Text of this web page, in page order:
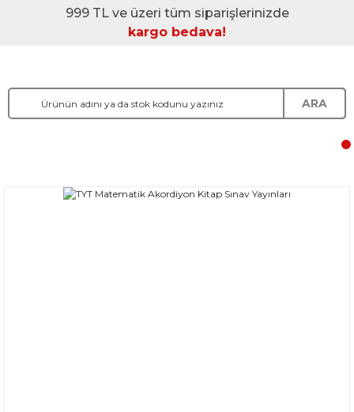
999 TL ve üzeri tüm siparişlerinizde
kargo bedava!
ARA